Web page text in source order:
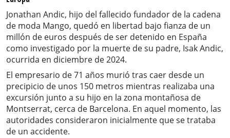
Jonathan Andic, hijo del fallecido fundador de la cadena
de moda Mango, quedó en libertad bajo fianza de un
millón de euros después de ser detenido en España
como investigado por la muerte de su padre, Isak Andic,
ocurrida en diciembre de 2024.
El empresario de 71 años murió tras caer desde un
precipicio de unos 150 metros mientras realizaba una
excursión junto a su hijo en la zona montañosa de
Montserrat, cerca de Barcelona. En aquel momento, las
autoridades consideraron inicialmente que se trataba
de un accidente.